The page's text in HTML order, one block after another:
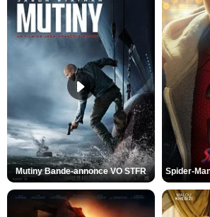
Mutiny Bande-annonce VO STFR